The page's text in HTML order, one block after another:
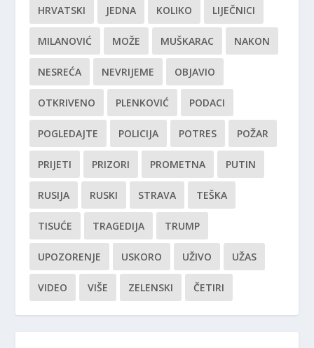
HRVATSKI JEDNA KOLIKO LIJEČNICI
MILANOVIĆ MOŽE MUŠKARAC NAKON
NESREĆA NEVRIJEME OBJAVIO
OTKRIVENO PLENKOVIĆ PODACI
POGLEDAJTE POLICIJA POTRES POŽAR
PRIJETI PRIZORI PROMETNA PUTIN
RUSIJA RUSKI STRAVA TEŠKA
TISUĆE TRAGEDIJA TRUMP
UPOZORENJE USKORO UŽIVO UŽAS
VIDEO VIŠE ZELENSKI ČETIRI